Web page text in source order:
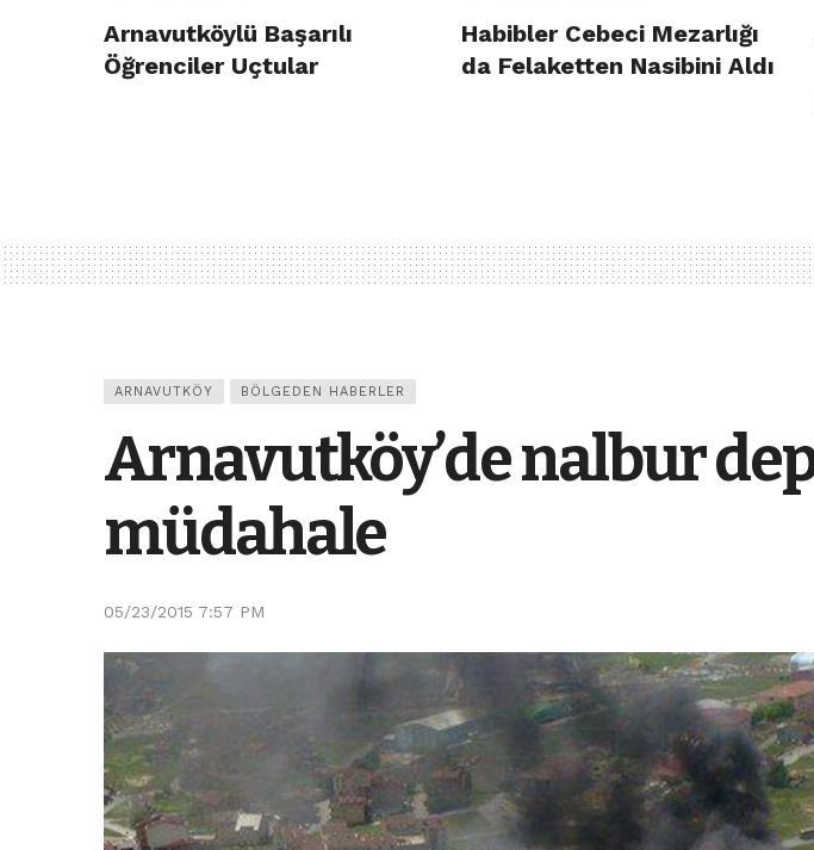
Arnavutköylü Başarılı
Öğrenciler Uçtular
Habibler Cebeci Mezarlığı
da Felaketten Nasibini Aldı
ARNAVUTKÖY BÖLGEDEN HABERLER
Arnavutköy’de nalbur
müdahale
05/23/2015 7:57 PM